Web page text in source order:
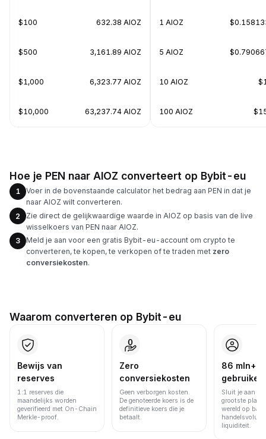
$100 632.38 AIOZ
$500 3,161.89 AIOZ
$1,000 6,323.77 AIOZ
$10,000 63,237.74 AIOZ
1 AIOZ
5 AIOZ
10 AIOZ
100 AIOZ
Hoe je PEN naar AIOZ converteert op Bybit-eu
1
Voer in de bovenstaande calculator het bedrag aan PEN in dat je
naar AIOZ wilt converteren.
2
Zie direct de gelijkwaardige waarde in AIOZ op basis van de live
wisselkoers van PEN naar AIOZ.
3
Meld je aan voor een gratis Bybit-eu-account om crypto te
converteren, te kopen, te verkopen of te traden met zero
conversiekosten.
Waarom converteren op Bybit-eu
Bewijs van
reserves
1:1 reserves die
maandelijks worden
geverifieerd met On-Chain
Merkle-proof.
Zero
conversiekosten
Geen verborgen kosten.
De genoteerde koers is de
definitieve koers die je
betaalt.
86 mln+
Sluit je aan bij
grootste
wereld op
liquiditeit.